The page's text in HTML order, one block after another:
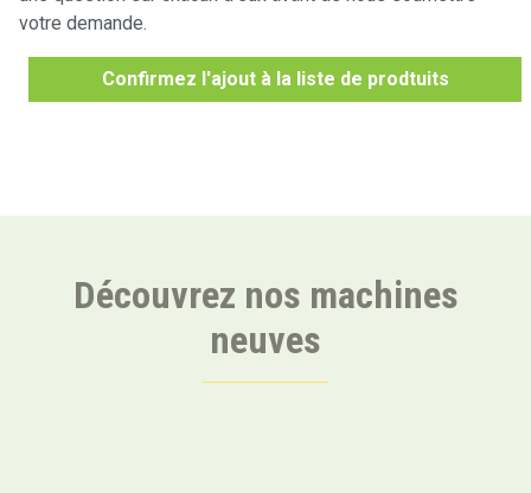
votre demande.
Confirmez l'ajout à la liste de prodtuits
Découvrez nos machines
neuves